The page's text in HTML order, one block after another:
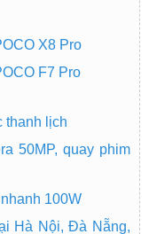
X8 Pro
F7 Pro
thanh lịch
50MP, quay phim
100W
Hà Nội, Đà Nẵng,